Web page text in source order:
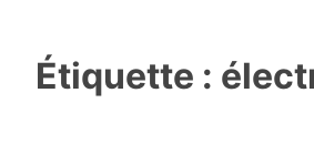
Étiquette :